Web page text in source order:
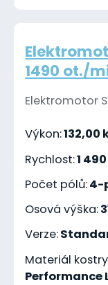
1490 ot./
Elektromotor
Výkon:132,00
Rychlost:1
Počet pólů:4-
Osová výška:
Verze:
Materiál
Performance